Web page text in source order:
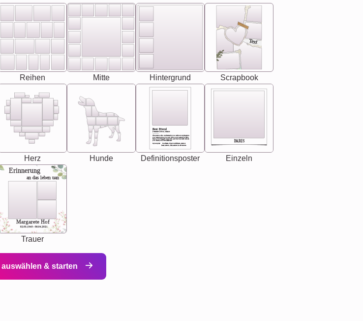
Reihen Mitte Hintergrund
Text
Scrapbook
Herz Hunde
Best Friend
[<NAME>] Noun, feminie
Synonyms: Soulmate, closet confidante, sister at
heart person, life partner in adventure.
The person who understands you without explanation
you accepts just as you are. She's your partner in life's,
chaos your biggest supporter, and the one with whom
you share your best memories.
Definitionsposter
PARIS
Einzeln
Erinnerung
an das leben uan
Margarete Hof
02.05.1940 - 08.04.2021
Trauer
& starten